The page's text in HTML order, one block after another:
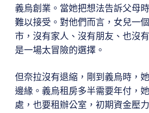
義烏創業。當她把想法告訴父母
難以接受。對他們而言，女兒一
市，沒有家人、沒有朋友、也沒
是一場太冒險的選擇。
但奈拉沒有退縮，剛到義烏時，
邊緣。義烏租房多半需要年付，
處，也要租辦公室，初期資金壓